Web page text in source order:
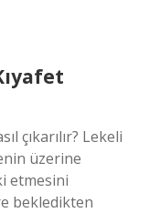
çıkarılır? Lekeli
üzerine
etmesini
bekledikten